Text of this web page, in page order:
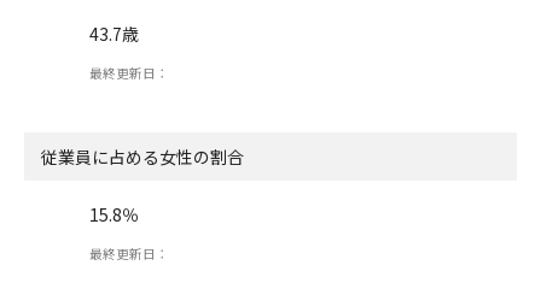
43.7歳
最終更新日：
従業員に占める女性の割合
15.8％
最終更新日：